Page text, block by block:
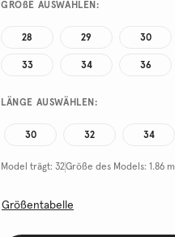
GRÖßE AUSWÄHLEN:
28 29 30
33 34 36
LÄNGE AUSWÄHLEN:
30 32 34
Model trägt: 32Größe des Models: 1.86 m
Größentabelle